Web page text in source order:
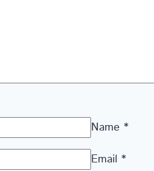
Name *
Email *